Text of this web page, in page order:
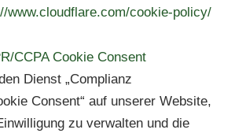
www.cloudflare.com/cookie-policy/
CCPA Cookie Consent
Dienst „Complianz
Consent“ auf unserer Website,
zu verwalten und die